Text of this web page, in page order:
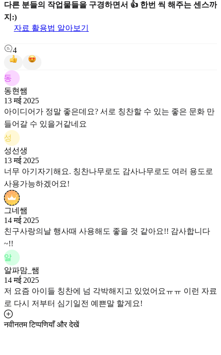
다른 분들의 작업물들을 구경하면서 👍 한번 씩 해주는 센스까
지:)
자료 활용법 알아보기
4
동
동현쌤
13 मई 2025
아이디어가 정말 좋은데요? 서로 칭찬할 수 있는 좋은 문화 만
들어갈 수 있을거같네요
성
성선생
13 मई 2025
너무 아기자기해요. 칭찬나무로도 감사나무로도 여러 용도로
사용가능하겠어요!
그네쌤
14 मई 2025
친구사랑의날 행사때 사용해도 좋을 것 같아요!! 감사합니다
~!!
알
알파맘_쌤
14 मई 2025
저 요즘 아이들 칭찬에 넘 각박해지고 있었어요ㅠㅠ 이런 자료
로 다시 저부터 심기일전 예쁜말 할게요!
नवीनतम टिप्पणियाँ और देखें